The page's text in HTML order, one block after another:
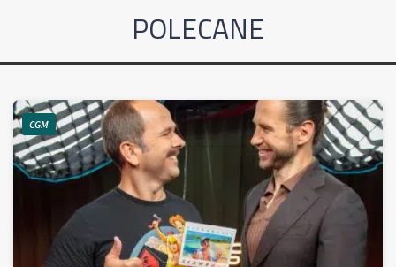
POLECANE
CGM